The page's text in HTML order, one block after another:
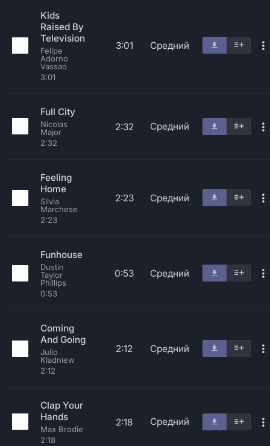
Kids
Raised By
Television
Felipe
Adorno
Vassao
3:01
3:01 Средний
Full City
Nicolas
Major
2:32
2:32 Средний
Feeling
Home
Silvia
Marchese
2:23
2:23 Средний
Funhouse
Dustin
Taylor
Phillips
0:53
0:53 Средний
Coming
And Going
Julio
Kladniew
2:12
2:12 Средний
Clap Your
Hands
Max Brodie
2:18
2:18 Средний